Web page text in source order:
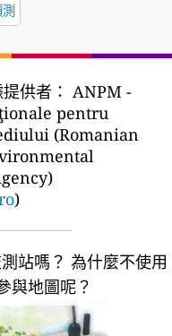
供者： ANPM -
pentru
(Romanian
)
站嗎？ 為什麼不使用
與地圖呢？